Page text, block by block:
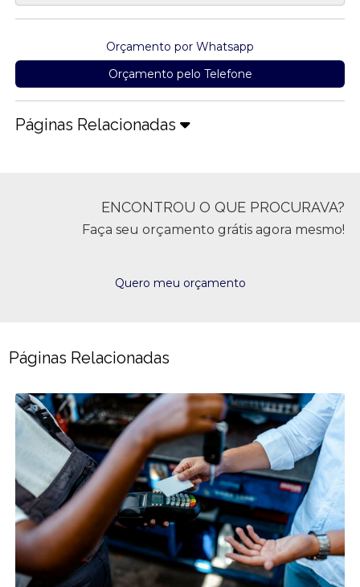
Orçamento por Whatsapp
Orçamento pelo Telefone
Páginas Relacionadas
ENCONTROU O QUE PROCURAVA?
Faça seu orçamento grátis agora mesmo!
Quero meu orçamento
Páginas Relacionadas